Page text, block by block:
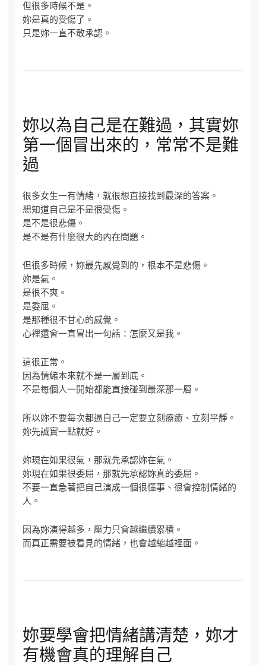
但很多時候不是。
妳是真的受傷了。
只是妳一直不敢承認。
妳以為自己是在難過，其實妳
第一個冒出來的，常常不是難
過
很多女生一有情緒，就很想直接找到最深的答案。
想知道自己是不是很受傷。
是不是很悲傷。
是不是有什麼很大的內在問題。
但很多時候，妳最先感覺到的，根本不是悲傷。
妳是氣。
是很不爽。
是委屈。
是那種很不甘心的感覺。
心裡還會一直冒出一句話：怎麼又是我。
這很正常。
因為情緒本來就不是一層到底。
不是每個人一開始都能直接碰到最深那一層。
所以妳不要每次都逼自己一定要立刻療癒、立刻平靜。
妳先誠實一點就好。
妳現在如果很氣，那就先承認妳在氣。
妳現在如果很委屈，那就先承認妳真的委屈。
不要一直急著把自己演成一個很懂事、很會控制情緒的
人。
因為妳演得越多，壓力只會越繼續累積。
而真正需要被看見的情緒，也會越縮越裡面。
妳要學會把情緒講清楚，妳才
有機會真的理解自己